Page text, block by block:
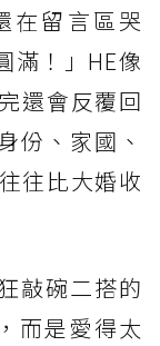
在留言區哭
滿！」HE像
還會反覆回
份、家國、
往比大婚收
敲碗二搭的
而是愛得太